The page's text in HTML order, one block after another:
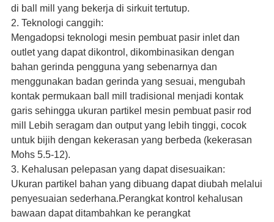
di ball mill yang bekerja di sirkuit tertutup.
2. Teknologi canggih:
Mengadopsi teknologi mesin pembuat pasir inlet dan
outlet yang dapat dikontrol, dikombinasikan dengan
bahan gerinda pengguna yang sebenarnya dan
menggunakan badan gerinda yang sesuai, mengubah
kontak permukaan ball mill tradisional menjadi kontak
garis sehingga ukuran partikel mesin pembuat pasir rod
mill Lebih seragam dan output yang lebih tinggi, cocok
untuk bijih dengan kekerasan yang berbeda (kekerasan
Mohs 5.5-12).
3. Kehalusan pelepasan yang dapat disesuaikan:
Ukuran partikel bahan yang dibuang dapat diubah melalui
penyesuaian sederhana.Perangkat kontrol kehalusan
bawaan dapat ditambahkan ke perangkat